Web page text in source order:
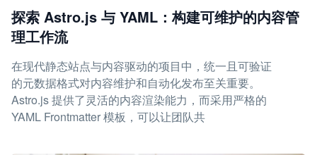
探索 Astro.js 与 YAML：构建可维护的内容管
理工作流
在现代静态站点与内容驱动的项目中，统一且可验证
的元数据格式对内容维护和自动化发布至关重要。
Astro.js 提供了灵活的内容渲染能力，而采用严格的
YAML Frontmatter 模板，可以让团队共